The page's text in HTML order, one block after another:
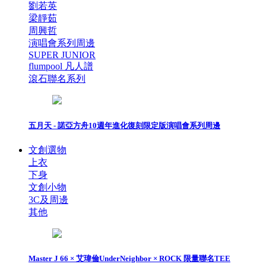
劉若英
梁靜茹
周興哲
演唱會系列周邊
SUPER JUNIOR
flumpool 凡人譜
滾石聯名系列
五月天 - 諾亞方舟10週年進化復刻限定版演唱會系列周邊
文創選物
上衣
下身
文創小物
3C及周邊
其他
Master J 66 × 艾瑋倫UnderNeighbor × ROCK 限量聯名TEE